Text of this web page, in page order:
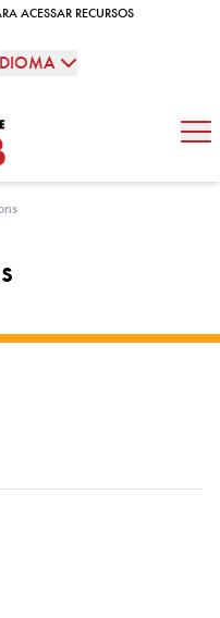
ACESSAR RECURSOS
ACESSAR RECURSOS